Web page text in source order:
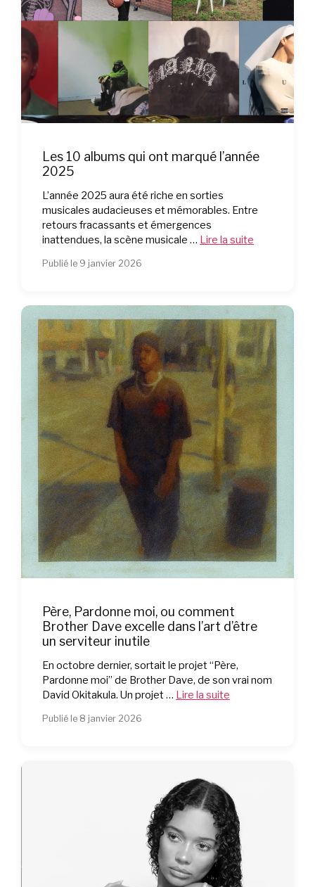
Les 10 albums qui ont marqué l’année
2025
L’année 2025 aura été riche en sorties
musicales audacieuses et mémorables. Entre
retours fracassants et émergences
inattendues, la scène musicale … Lire la suite
Publié le 9 janvier 2026
Père, Pardonne moi, ou comment
Brother Dave excelle dans l’art d’être
un serviteur inutile
En octobre dernier, sortait le projet “Père,
Pardonne moi” de Brother Dave, de son vrai nom
David Okitakula. Un projet … Lire la suite
Publié le 8 janvier 2026